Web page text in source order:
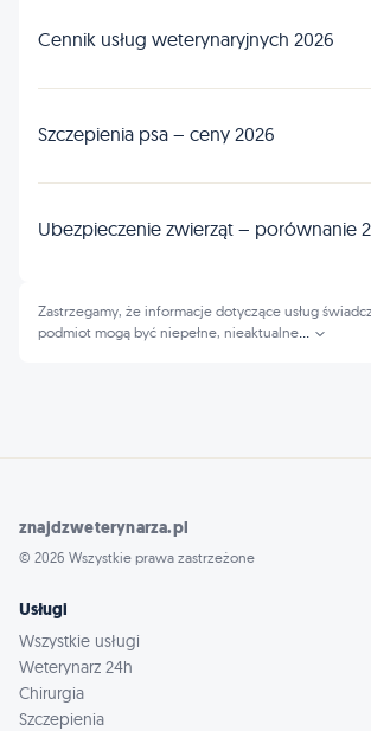
Cennik usług weterynaryjnych 2026
Szczepienia psa – ceny 2026
Ubezpieczenie zwierząt – porównanie
Zastrzegamy, że informacje dotyczące usług
podmiot mogą być niepełne, nieaktualne
znajdzweterynarza.pl
© 2026 Wszystkie prawa zastrzeżone
Usługi
Wszystkie usługi
Weterynarz 24h
Chirurgia
Szczepienia